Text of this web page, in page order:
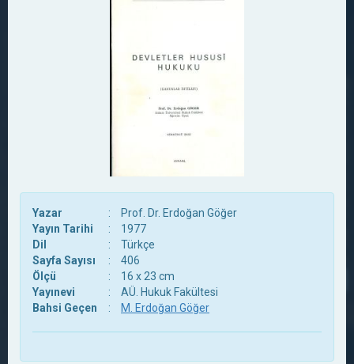
Yazar :
Prof. Dr. Erdoğan Göğer
Yayın Tarihi
:
1977
Dil
:
Türkçe
Sayfa Sayısı
:
406
Ölçü
:
16 x 23 cm
Yayınevi
:
AÜ. Hukuk Fakültesi
Bahsi Geçen
: M. Erdoğan Göğer